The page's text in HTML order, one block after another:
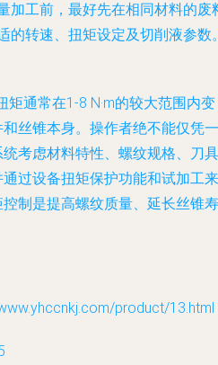
加工前，最好先在相同材料的废
的转速、扭矩设定及切削液参数
通常在1-8 N·m的较大范围内变
丝锥本身。操作者绝不能仅凭一
考虑材料特性、螺纹规格、刀具
过设备扭矩保护功能和试加工来
制是提高螺纹质量、延长丝锥寿
product/13.html